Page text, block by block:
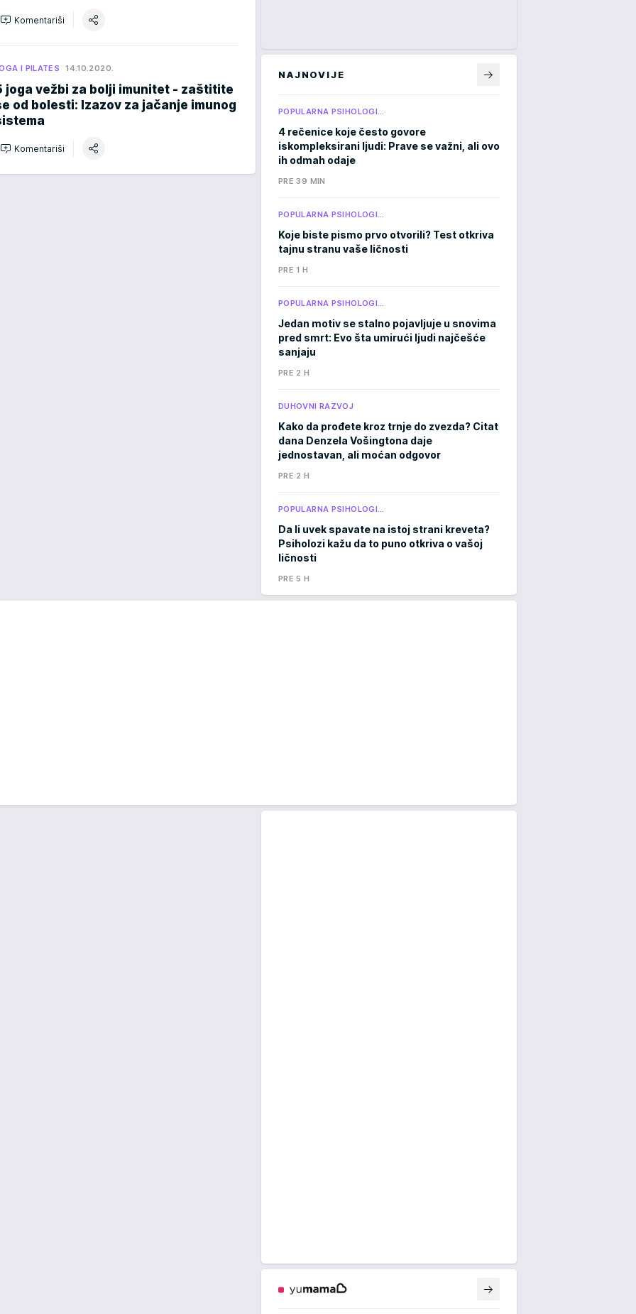
Komentariši
I PILATES 14.10.2020.
joga vežbi za bolji imunitet - zaštitite
od bolesti: Izazov za jačanje imunog
Komentariši
NAJNOVIJE
POPULARNA PSIHOLOGI…
4 rečenice koje često govore
iskompleksirani ljudi: Prave se važni, ali ovo
ih odmah odaje
PRE 39 MIN
POPULARNA PSIHOLOGI…
Koje biste pismo prvo otvorili? Test otkriva
tajnu stranu vaše ličnosti
PRE 1 H
POPULARNA PSIHOLOGI…
Jedan motiv se stalno pojavljuje u snovima
pred smrt: Evo šta umirući ljudi najčešće
sanjaju
PRE 2 H
DUHOVNI RAZVOJ
Kako da prođete kroz trnje do zvezda? Citat
dana Denzela Vošingtona daje
jednostavan, ali moćan odgovor
PRE 2 H
POPULARNA PSIHOLOGI…
Da li uvek spavate na istoj strani kreveta?
Psiholozi kažu da to puno otkriva o vašoj
ličnosti
PRE 5 H